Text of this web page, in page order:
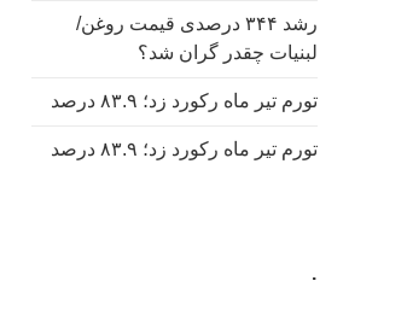
رشد ۳۴۴ درصدی قیمت روغن/
لبنیات چقدر گران شد؟
تورم تیر ماه رکورد زد؛ ۸۳.۹ درصد
تورم تیر ماه رکورد زد؛ ۸۳.۹ درصد
.